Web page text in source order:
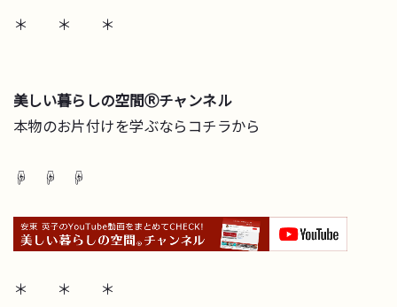
＊ ＊ ＊
美しい暮らしの空間Ⓡチャンネル
本物のお片付けを学ぶならコチラから
☟ ☟ ☟
＊ ＊ ＊